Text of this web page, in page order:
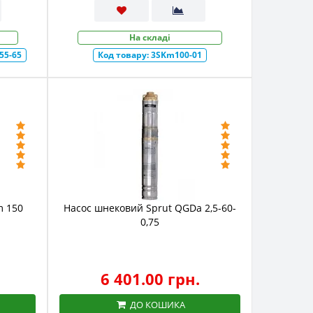
65
На складі
Код товару:3SKm100-01
150
Насос шнековий Sprut QGDа 2,5-60-
0,75
6 401.00 грн.
ДО КОШИКА